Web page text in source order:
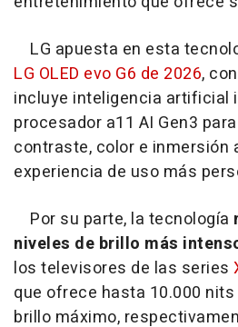
LG apuesta en esta
LG OLED evo G6 de 2026,
incluye inteligencia artificial
procesador a11 AI Gen3
contraste, color e inmersión
experiencia de uso más
Por su parte, la tecnología
niveles de brillo más
los televisores de las series
que ofrece hasta 10.000 nits
brillo máximo,